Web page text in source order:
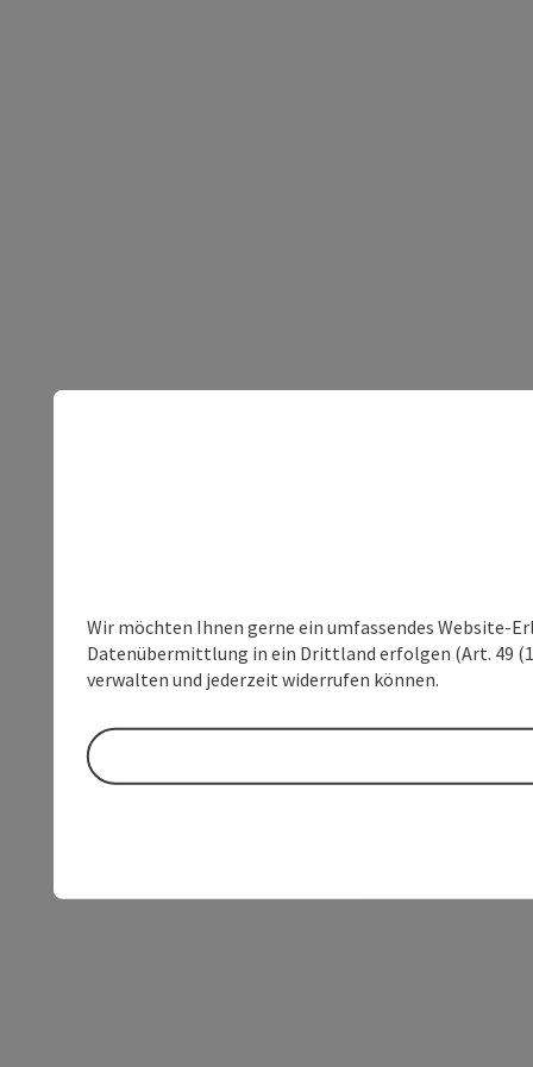
Wir möchten Ihnen gerne ein umfassendes Website-
Datenübermittlung in ein Drittland erfolgen (Art. 49
verwalten und jederzeit widerrufen können.